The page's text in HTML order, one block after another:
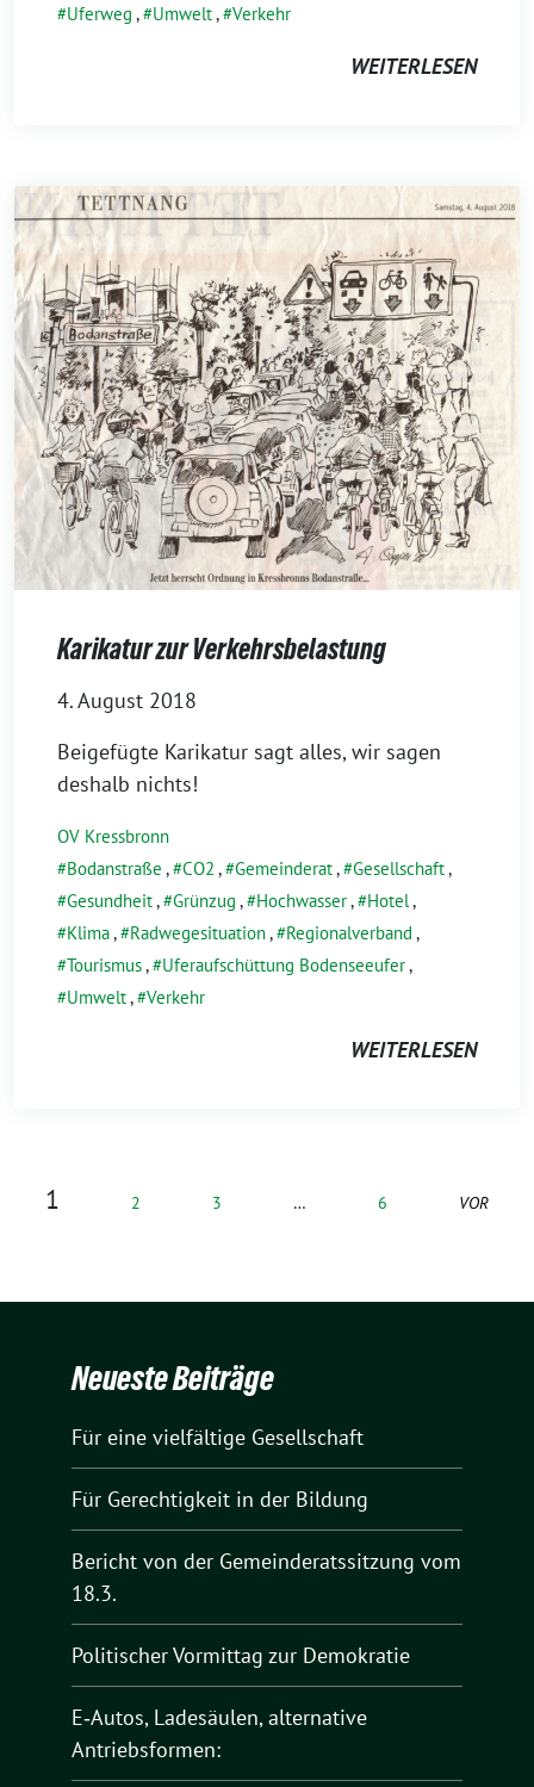
Uferweg , Umwelt, Verkehr
WEITERLESEN
Karikatur zur Verkehrsbelastung
4. August 2018
Beigefügte Karikatur sagt alles, wir sagen
des­halb nichts!
OV Kressbronn
Bodanstraße , CO2 , Gemeinderat, Gesellschaft,
Gesundheit, Grünzug , Hochwasser, Hotel,
Klima, Radwegesituation, Regionalverband ,
Tourismus, Uferaufschüttung Bodenseeufer,
Umwelt, Verkehr
WEITERLESEN
1 2 3 … 6 VOR
Neueste Beiträge
Für eine vielfältige Gesellschaft
Für Gerechtigkeit in der Bildung
Bericht von der Gemeinderatssitzung vom
18.3.
Politischer Vormittag zur Demokratie
E‑Autos, Ladesäulen, alternative
Antriebsformen: